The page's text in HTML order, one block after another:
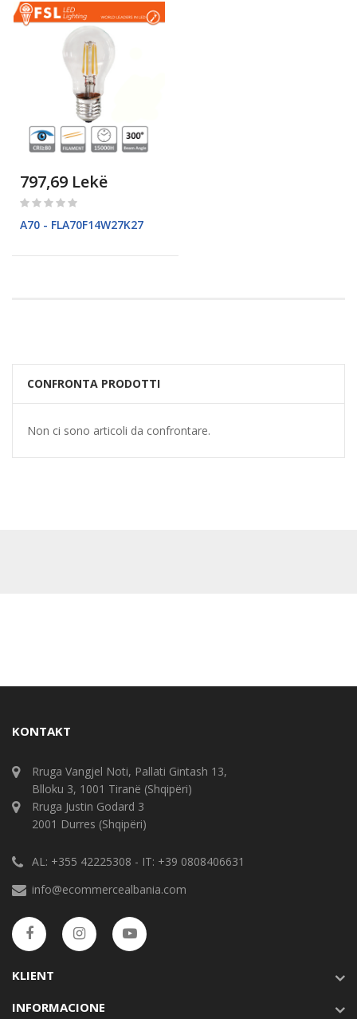
797,69 Lekë
Rating:
A70 - FLA70F14W27K27
CONFRONTA PRODOTTI
Non ci sono articoli da confrontare.
KONTAKT
Rruga Vangjel Noti, Pallati Gintash 13,
Blloku 3, 1001 Tiranë (Shqipëri)
Rruga Justin Godard 3
2001 Durres (Shqipëri)
AL: +355 42225308 - IT: +39 0808406631
info@ecommercealbania.com
KLIENT
INFORMACIONE